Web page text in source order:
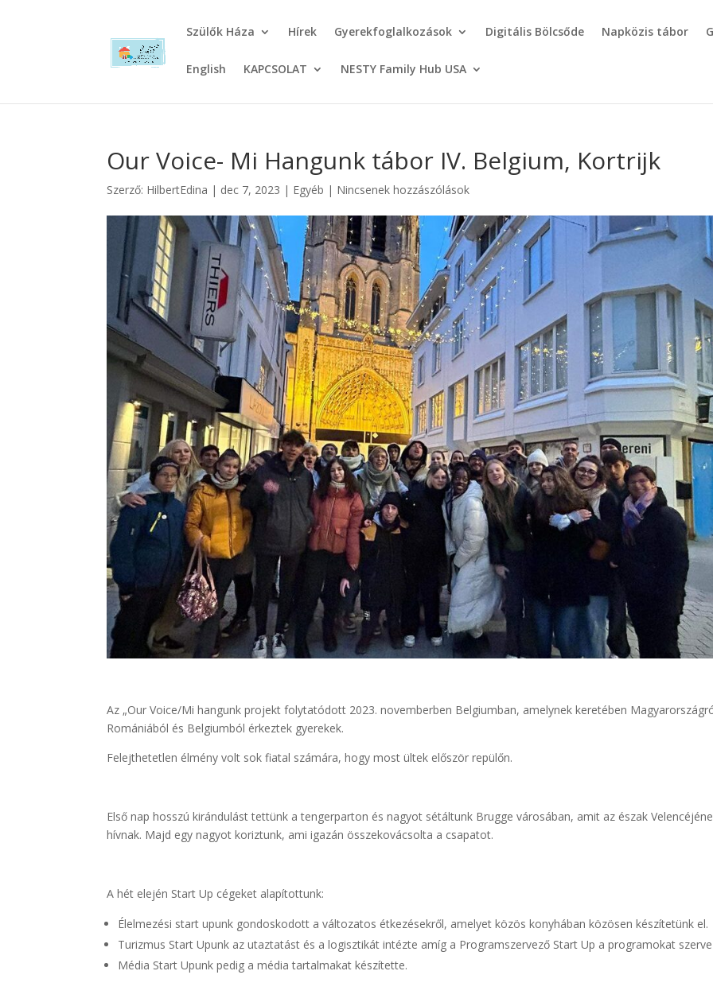
Szülők Háza Hírek Gyerekfoglalkozások Digitális Bölcsőde Napközis tábor
English KAPCSOLAT NESTY Family Hub USA
Our Voice- Mi Hangunk tábor IV. Belgium, Kortrijk
Szerző: HilbertEdina | dec 7, 2023 | Egyéb | Nincsenek hozzászólások
Az „Our Voice/Mi hangunk projekt folytatódott 2023. novemberben Belgiumban, amelynek keretében
Romániából és Belgiumból érkeztek gyerekek.
Felejthetetlen élmény volt sok fiatal számára, hogy most ültek először repülőn.
Első nap hosszú kirándulást tettünk a tengerparton és nagyot sétáltunk Brugge városában, amit az észak
hívnak. Majd egy nagyot koriztunk, ami igazán összekovácsolta a csapatot.
A hét elején Start Up cégeket alapítottunk:
Élelmezési start upunk gondoskodott a változatos étkezésekről, amelyet közös konyhában közösen készítetünk el.
Turizmus Start Upunk az utaztatást és a logisztikát intézte amíg a Programszervező Start Up a programokat
Média Start Upunk pedig a média tartalmakat készítette.